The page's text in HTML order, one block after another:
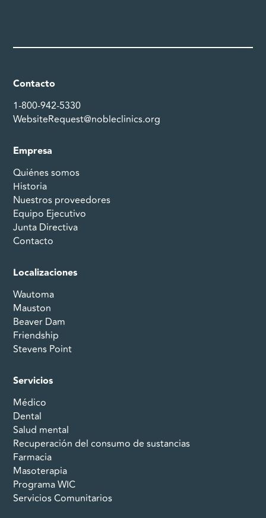
Contacto
1-800-942-5330
WebsiteRequest@nobleclinics.org
Empresa
Quiénes somos
Historia
Nuestros proveedores
Equipo Ejecutivo
Junta Directiva
Contacto
Localizaciones
Wautoma
Mauston
Beaver Dam
Friendship
Stevens Point
Servicios
Médico
Dental
Salud mental
Recuperación del consumo de sustancias
Farmacia
Masoterapia
Programa WIC
Servicios Comunitarios